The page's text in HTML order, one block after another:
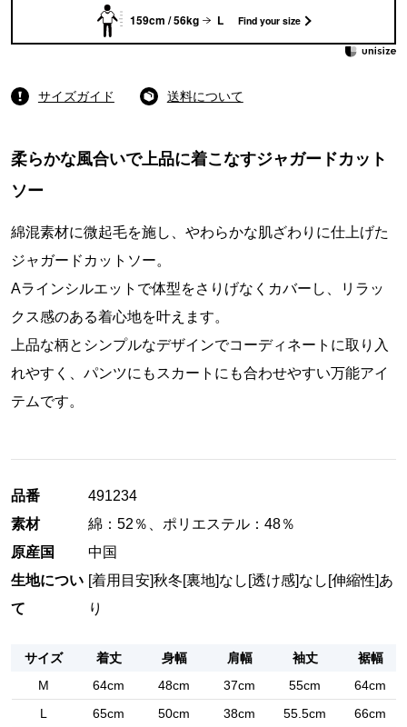
159cm / 56kg L Find your size
サイズガイド 送料について
柔らかな風合いで上品に着こなすジャガードカット
ソー
綿混素材に微起毛を施し、やわらかな肌ざわりに仕上げた
ジャガードカットソー。
Aラインシルエットで体型をさりげなくカバーし、リラッ
クス感のある着心地を叶えます。
上品な柄とシンプルなデザインでコーディネートに取り入
れやすく、パンツにもスカートにも合わせやすい万能アイ
テムです。
品番
491234
素材
綿：52％、ポリエステル：48％
原産国
中国
生地につい
て
[着用目安]秋冬[裏地]なし [透け感]なし [伸縮性]あ
り
サイズ 着丈 身幅 肩幅 袖丈
裾幅
M
64cm 48cm 37cm 55cm
64cm
L
65cm 50cm 38cm 55.5cm
66cm